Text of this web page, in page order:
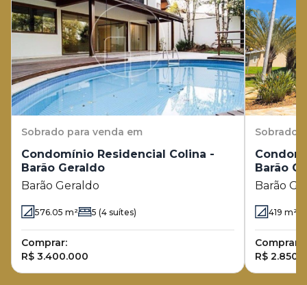
Sobrado para venda em
Condomínio Residencial Colina -
Barão Geraldo
Barão Geraldo
576.05 m² 5 (4 suítes)
Comprar:
R$ 3.400.000
Sobrado
Barão
Barão
419 m²
Comprar:
R$